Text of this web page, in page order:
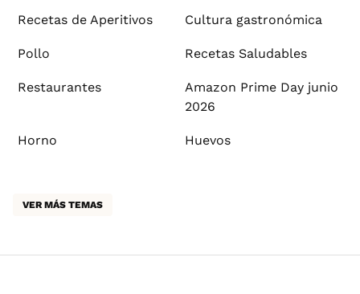
Recetas de Aperitivos Cultura gastronómica
Pollo Recetas Saludables
Restaurantes
Amazon Prime Day junio
2026
Horno Huevos
VER MÁS TEMAS